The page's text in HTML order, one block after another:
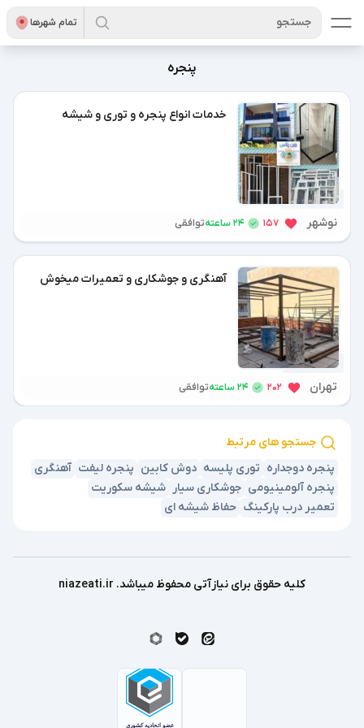
تمام شهر‌ها جستجو
پنجره
5 ماه پیش
خدمات انواع پنجره و توری و شیشه
نوشهر 157 توافقی
9 ماه پیش
آهنگری و جوشکاری و تعمیرات میخوش
تهران 202 توافقی
جستجو های مرتبط
پنجره دوجداره توری پلیسه دوش کابین پنجره لیفت آهنگری
پنجره آلومینیومی جوشکاری سیار
شیشه سکوریت
تعمیر درب پارکینگ حفاظ شیشه ای
کلیه حقوق برای نیازآتی محفوظ میباشد. niazeati.ir